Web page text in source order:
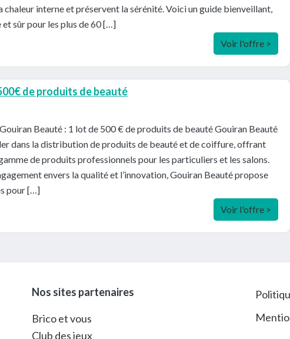
chaleur interne et préservent la sérénité. Voici un guide bienveillant,
et sûr pour les plus de 60 […]
Voir l'offre >
de produits de beauté
Beauté : 1 lot de 500 € de produits de beauté Gouiran Beauté
dans la distribution de produits de beauté et de coiffure, offrant
de produits professionnels pour les particuliers et les salons.
envers la qualité et l’innovation, Gouiran Beauté propose
pour […]
Voir l'offre >
Nos sites partenaires
Brico et vous
Club des jeux